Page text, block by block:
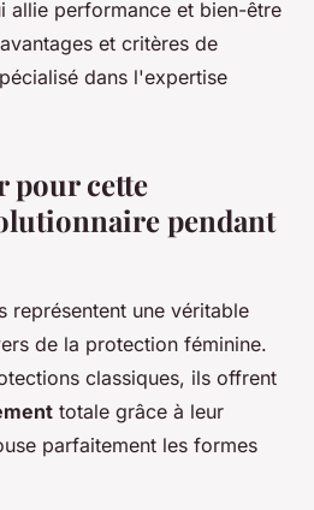
allie performance et bien-être
et critères de
dans l'expertise
pour cette
pendant
représentent une véritable
de la protection féminine.
classiques, ils offrent
totale grâce à leur
parfaitement les formes